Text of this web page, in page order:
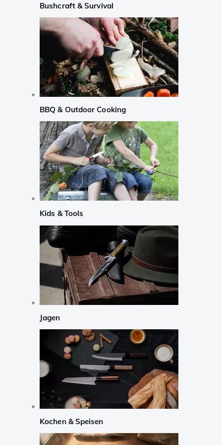
Bushcraft & Survival
BBQ & Outdoor Cooking
Kids & Tools
Jagen
Kochen & Speisen